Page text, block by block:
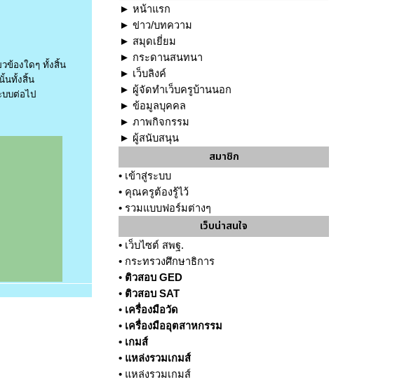
วข้องใดๆ ทั้งสิ้น
นทั้งสิ้น
บบต่อไป
► หน้าแรก
► ข่าว/บทความ
► สมุดเยี่ยม
► กระดานสนทนา
► เว็บลิงค์
► ผู้จัดทำเว็บครูบ้านนอก
► ข้อมูลบุคคล
► ภาพกิจกรรม
► ผู้สนับสนุน
สมาชิก
• เข้าสู่ระบบ
• คุณครูต้องรู้ไว้
• รวมแบบฟอร์มต่างๆ
เว็บน่าสนใจ
• เว็บไซต์ สพฐ.
• กระทรวงศึกษาธิการ
• ติวสอบ GED
• ติวสอบ SAT
• เครื่องมือวัด
• เครื่องมืออุตสาหกรรม
• เกมส์
• แหล่งรวมเกมส์
• แหล่งรวมเกมส์